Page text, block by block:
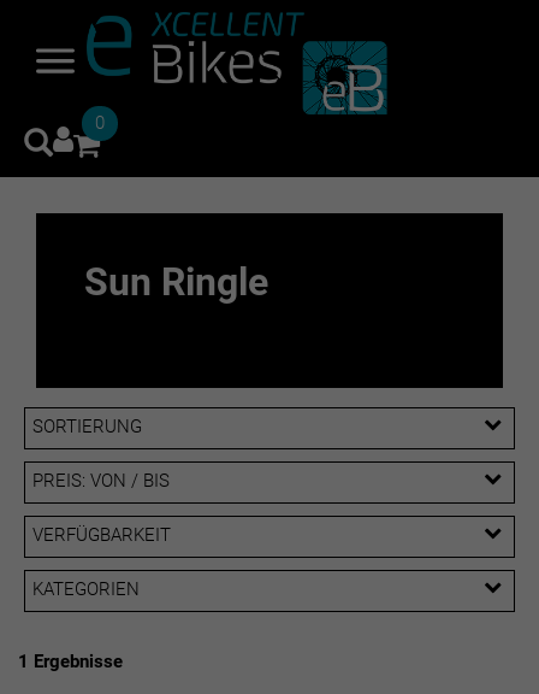
0
Sun Ringle
SORTIERUNG
PREIS: VON / BIS
EUR
EUR
PREISFILTER ANWENDEN
VERFÜGBARKEIT
KATEGORIEN
1 Ergebnisse